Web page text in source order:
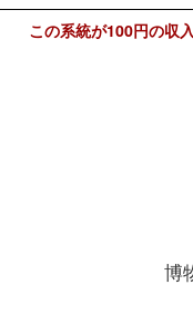
この系統が100円の収
博